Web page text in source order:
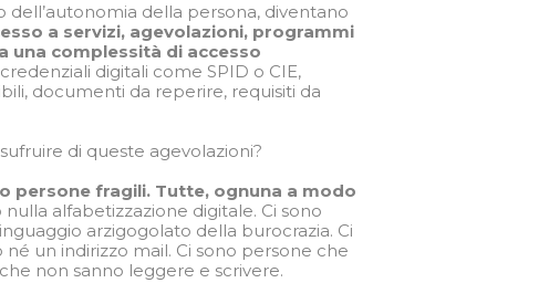
dell’autonomia della persona, diventano
a servizi, agevolazioni, programmi
una complessità di accesso
digitali come SPID o CIE,
documenti da reperire, requisiti da
di queste agevolazioni?
persone fragili. Tutte, ognuna a modo
alfabetizzazione digitale. Ci sono
arzigogolato della burocrazia. Ci
un indirizzo mail. Ci sono persone che
non sanno leggere e scrivere.